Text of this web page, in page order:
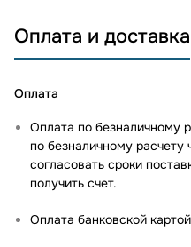
Оплата и доставка
Оплата
Оплата по безналичному
по безналичному расчету
согласовать сроки
получить счет.
Оплата банковской